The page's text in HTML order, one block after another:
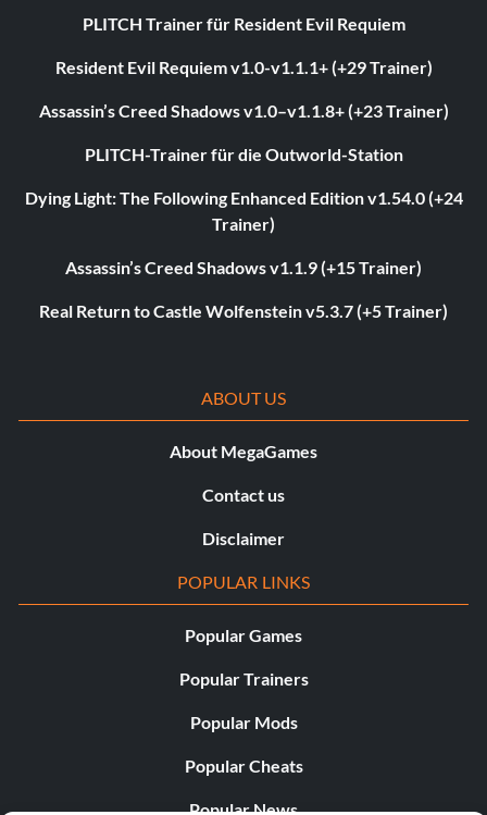
PLITCH Trainer für Resident Evil Requiem
Resident Evil Requiem v1.0-v1.1.1+ (+29 Trainer)
Assassin’s Creed Shadows v1.0–v1.1.8+ (+23 Trainer)
PLITCH-Trainer für die Outworld-Station
Dying Light: The Following Enhanced Edition v1.54.0 (+24
Trainer)
Assassin’s Creed Shadows v1.1.9 (+15 Trainer)
Real Return to Castle Wolfenstein v5.3.7 (+5 Trainer)
ABOUT US
About MegaGames
Contact us
Disclaimer
POPULAR LINKS
Popular Games
Popular Trainers
Popular Mods
Popular Cheats
Popular News